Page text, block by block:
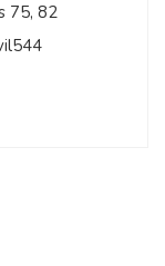
75, 82